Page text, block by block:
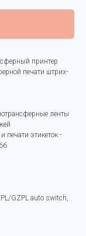
принтер
печати штрих-
ленты
печати этикеток -
GZPL auto switch,